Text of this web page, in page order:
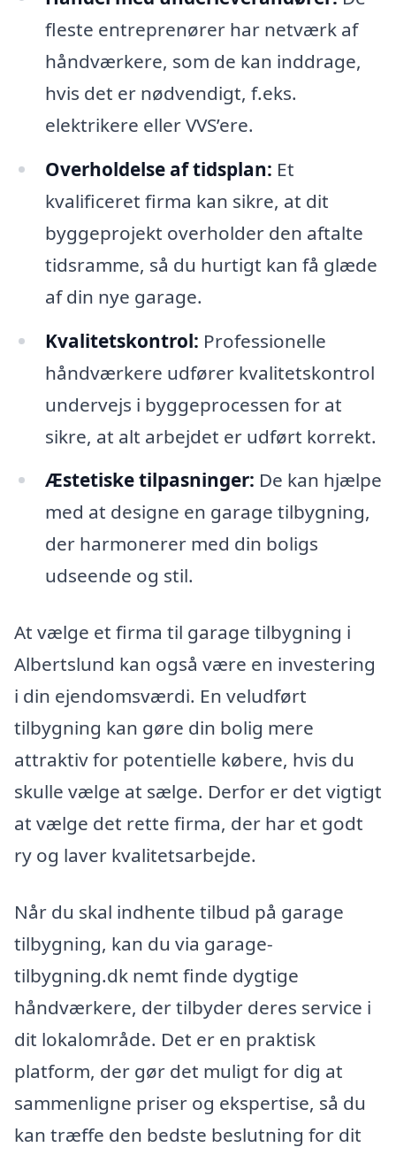
fleste entreprenører har netværk af
håndværkere, som de kan inddrage,
hvis det er nødvendigt, f.eks.
elektrikere eller VVS’ere.
Overholdelse af tidsplan: Et
kvalificeret firma kan sikre, at dit
byggeprojekt overholder den aftalte
tidsramme, så du hurtigt kan få glæde
af din nye garage.
Kvalitetskontrol: Professionelle
håndværkere udfører kvalitetskontrol
undervejs i byggeprocessen for at
sikre, at alt arbejdet er udført korrekt.
Æstetiske tilpasninger: De kan hjælpe
med at designe en garage tilbygning,
der harmonerer med din boligs
udseende og stil.
At vælge et firma til garage tilbygning i
Albertslund kan også være en investering
i din ejendomsværdi. En veludført
tilbygning kan gøre din bolig mere
attraktiv for potentielle købere, hvis du
skulle vælge at sælge. Derfor er det vigtigt
at vælge det rette firma, der har et godt
ry og laver kvalitetsarbejde.
Når du skal indhente tilbud på garage
tilbygning, kan du via garage-
tilbygning.dk nemt finde dygtige
håndværkere, der tilbyder deres service i
dit lokalområde. Det er en praktisk
platform, der gør det muligt for dig at
sammenligne priser og ekspertise, så du
kan træffe den bedste beslutning for dit